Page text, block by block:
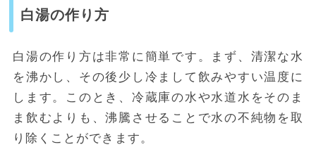
白湯の作り方
白湯の作り方は非常に簡単です。まず、清潔な水
を沸かし、その後少し冷まして飲みやすい温度に
します。このとき、冷蔵庫の水や水道水をそのま
ま飲むよりも、沸騰させることで水の不純物を取
り除くことができます。